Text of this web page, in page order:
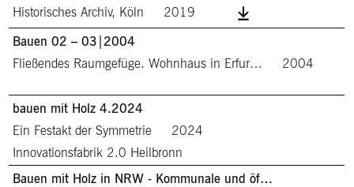
Historisches Archiv, Köln
2019
Bauen 02 – 03|2004
Fließendes Raumgefüge. Wohnhaus in Erfur…
2004
bauen mit Holz 4.2024
Ein Festakt der Symmetrie
2024
Innovationsfabrik 2.0 Heilbronn
Bauen mit Holz in NRW - Kommunale und öf…